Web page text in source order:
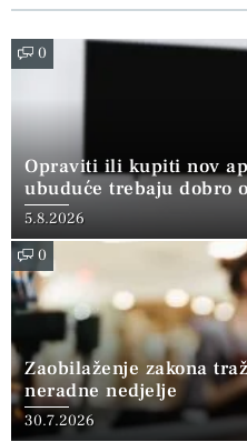
0
Opraviti ili kupiti nov
ubuduće trebaju dobro
5.8.2026
0
Zaobilaženje zakona
neradne nedjelje
30.7.2026